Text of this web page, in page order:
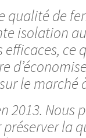
de
isolation
ce
le
2013. Nous
la